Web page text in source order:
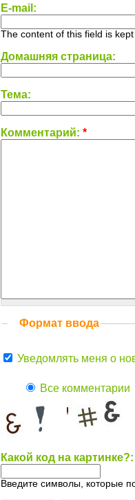
E-mail:
The content of this field is
Домашняя страница:
Тема:
Комментарий: *
Формат ввода
Уведомлять меня о
Все комментарии
Какой код на
Введите символы, которые